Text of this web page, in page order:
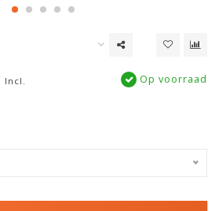
Incl.
Op voorraad